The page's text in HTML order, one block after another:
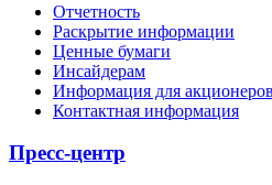
Отчетность
Раскрытие информации
Ценные бумаги
Инсайдерам
Информация для акционеров
Контактная информация
Пресс-центр